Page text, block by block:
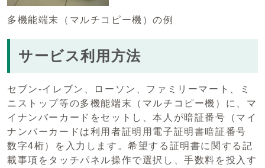
多機能端末（マルチコピー機）の例
サービス利用方法
セブン-イレブン、ローソン、ファミリーマート、ミ
ニストップ等の多機能端末（マルチコピー機）に、マ
イナンバーカードをセットし、本人が暗証番号（マイ
ナンバーカードは利用者証明用電子証明書暗証番号
数字4桁）を入力します。希望する証明書に関する記
載事項をタッチパネル操作で選択し、手数料を投入す